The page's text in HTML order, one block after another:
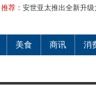
推荐： 安世亚太推出全新升级
美食 商讯 消